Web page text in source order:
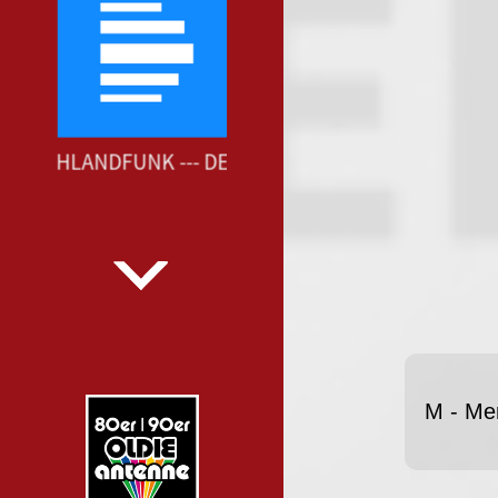
--- DEUTSCHLANDFUNK ---
M -